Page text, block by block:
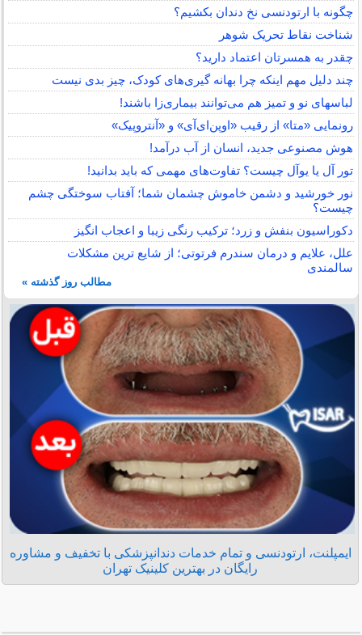
چگونه با ارتودنسی نخ دندان بکشیم؟
شناخت نقاط تحریک شوهر
چقدر به همسرتان اعتماد دارید؟
چند دلیل مهم اینکه چرا بهانه گیری‌های کودک، چیز بدی نیست
لباس‎های نو و تمیز هم می‌توانند بیماری‌زا باشند!
رونمایی «متا» از رقیب «اوپن‌ای‌آی» و «آنتروپیک»
هوش مصنوعی جدید، انسان از آب درآمد!
تور آل یا یوآل چیست؟ تفاوت‌های مهمی که باید بدانید!
نور خورشید و دشمن خاموش چشمان شما؛ آفتاب سوختگی چشم
چیست؟
دکوراسیون بنفش و زرد؛ ترکیب رنگی زیبا و اعجاب انگیز
علل، علایم و درمان سندرم فرتوتی؛ از شایع ترین مشکلات
سالمندی
مطالب روز گذشته »
ایمپلنت، ارتودنسی و تمام خدمات دندانپزشکی با تخفیف و مشاوره
رایگان در بهترین کلینیک تهران